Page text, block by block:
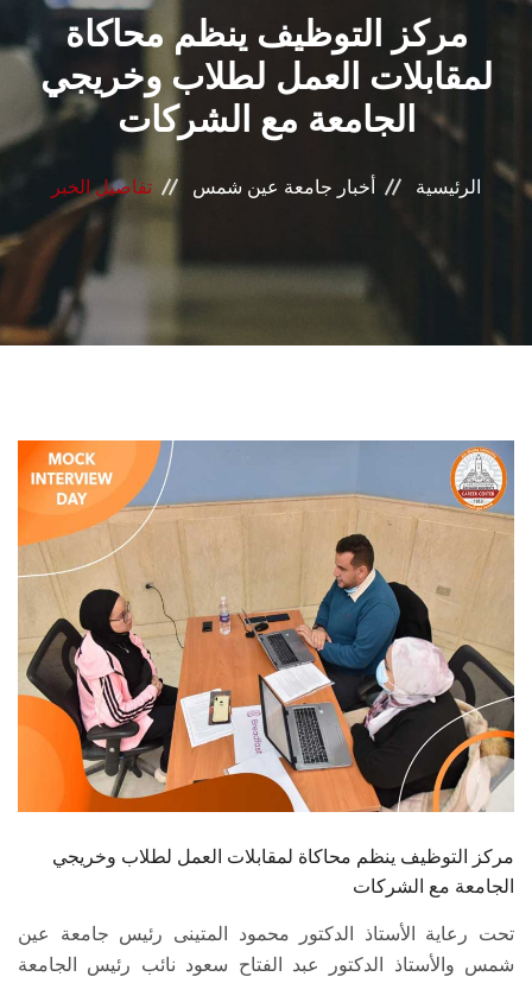
الشئون الأكاديمية
البحث العلمي
المراكز والوحدات
الأنظمة الذكية
الطلاب
هيئة التدريس
الدراسات العليا
الخريجين
الموظفون
الزائـرون
مركز التوظيف ينظم محاكاة
لمقابلات العمل لطلاب وخريجي
الجامعة مع الشركات
الرئيسية أخبار جامعة عين شمس تفاصيل الخبر
مركز التوظيف ينظم محاكاة لمقابلات العمل لطلاب وخريجي
الجامعة مع الشركات
تحت رعاية الأستاذ الدكتور محمود المتينى رئيس جامعة عين
شمس والأستاذ الدكتور عبد الفتاح سعود نائب رئيس الجامعة